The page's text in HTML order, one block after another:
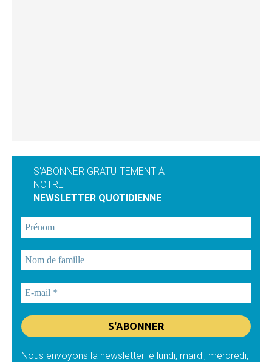
S'ABONNER GRATUITEMENT À
NOTRE
NEWSLETTER QUOTIDIENNE
Nous envoyons la newsletter le lundi, mardi, mercredi,